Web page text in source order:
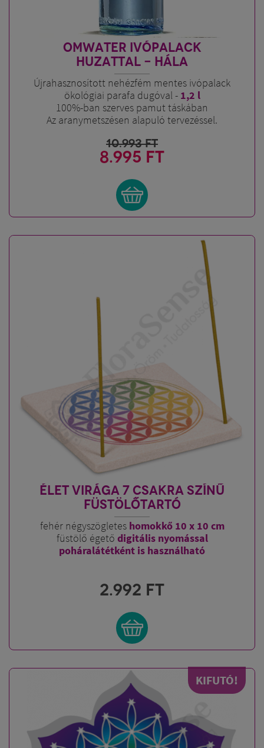
OMWATER IVÓPALACK
HUZATTAL - HÁLA
Újrahasznosított nehézfém mentes ivópalack
ökológiai parafa dugóval - 1,2 l
100%-ban szerves pamut táskában
Az aranymetszésen alapuló tervezéssel.
10.993FT
8.995 FT
ÉLET VIRÁGA 7 CSAKRA SZÍNŰ
FÜSTÖLŐTARTÓ
fehér négyszögletes homokkő 10 x 10 cm
füstölő égető digitális nyomással
poháralátétként is használható
2.992 FT
KIFUTÓ!